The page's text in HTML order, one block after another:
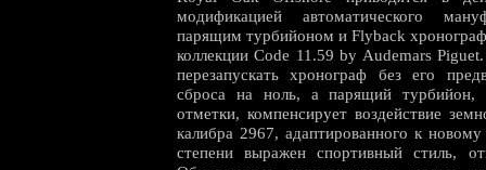
модификацией автоматического
парящим турбийоном и Flyback
коллекции Code 11.59 by Audemars
перезапускать хронограф без его
сброса на ноль, а парящий
отметки, компенсирует воздействие
калибра 2967, адаптированного к
степени выражен спортивный стиль,